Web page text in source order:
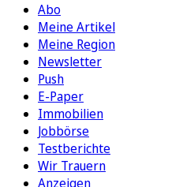
Abo
Meine Artikel
Meine Region
Newsletter
Push
E-Paper
Immobilien
Jobbörse
Testberichte
Wir Trauern
Anzeigen